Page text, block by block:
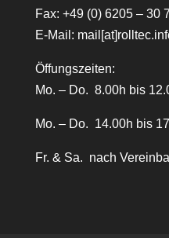
Fax: +49 (0) 6205 – 30
E-Mail:
Öffungszeiten:
Mo. – Do. 8.00h bis
Mo. – Do. 14.00h bis
Fr. & Sa. nach